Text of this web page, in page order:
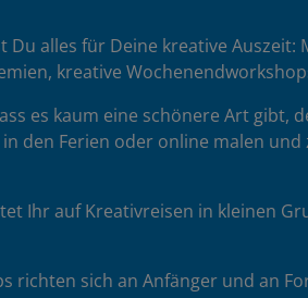
Atelier ist oft, aber nicht in jedem
Du ohne Auto anreisen, lass uns
oder
alles für Deine kreative
kreative
es kaum eine schönere Art
den Ferien oder online malen
Ihr auf Kreativreisen in kleinen
richten sich an Anfänger und an